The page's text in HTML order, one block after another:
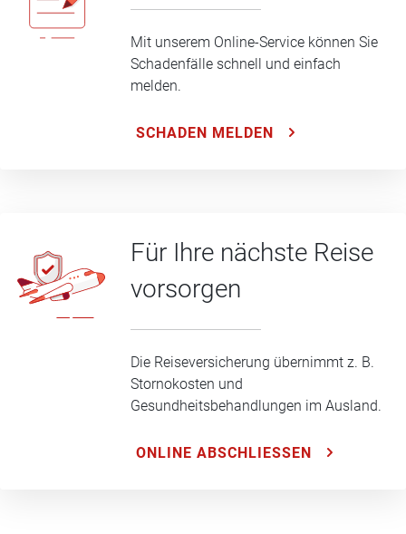
Mit unserem Online-Service können Sie
Schadenfälle schnell und einfach
melden.
SCHADEN MELDEN
Für Ihre nächste Reise
vorsorgen
Die Reiseversicherung übernimmt z. B.
Stornokosten und
Gesundheitsbehandlungen im Ausland.
ONLINE ABSCHLIESSEN